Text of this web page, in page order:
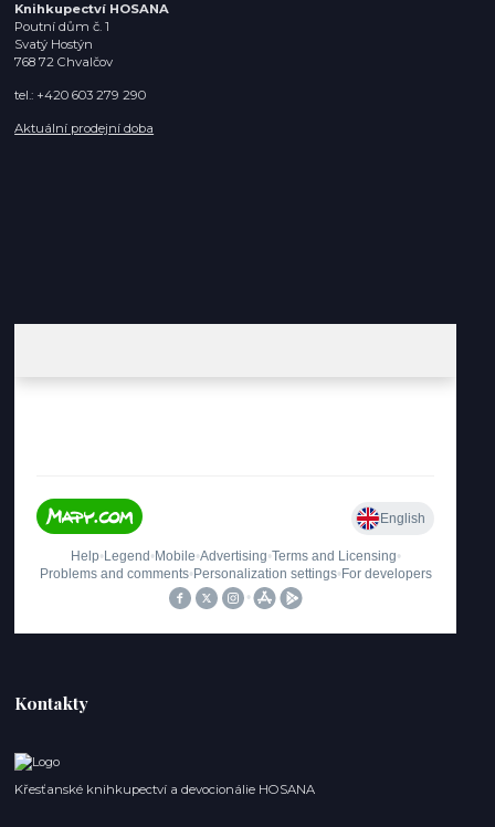
Knihkupectví HOSANA
Poutní dům č. 1
Svatý Hostýn
768 72 Chvalčov
tel.: +420 603 279 290
Aktuální prodejní doba
Kontakty
Křesťanské knihkupectví a devocionálie HOSANA